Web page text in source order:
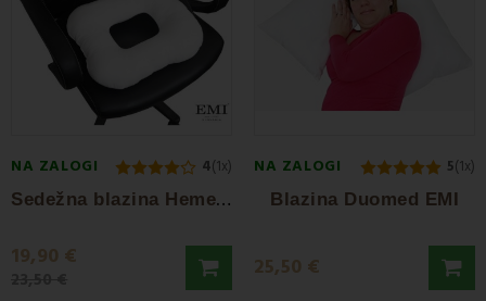
NA ZALOGI 4(1x)
S
edežna blazina Hemeros EMI iz pene
19,90 €
NA ZALOGI 5(1x)
Blazina Duomed EMI
25,50 €